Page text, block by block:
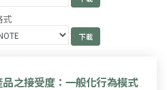
式
之接受度：一般化行為模式